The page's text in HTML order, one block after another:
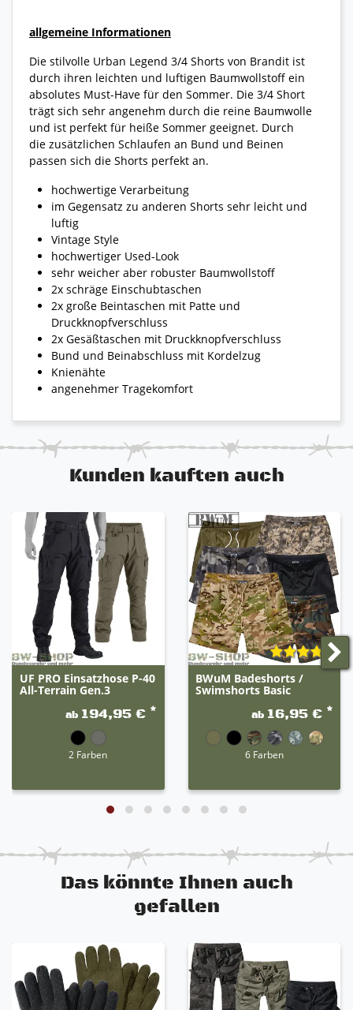
allgemeine Informationen
Die stilvolle Urban Legend 3/4 Shorts von Brandit ist
durch ihren leichten und luftigen Baumwollstoff ein
absolutes Must-Have für den Sommer. Die 3/4 Short
trägt sich sehr angenehm durch die reine Baumwolle
und ist perfekt für heiße Sommer geeignet. Durch
die zusätzlichen Schlaufen an Bund und Beinen
passen sich die Shorts perfekt an.
hochwertige Verarbeitung
im Gegensatz zu anderen Shorts sehr leicht und
luftig
Vintage Style
hochwertiger Used-Look
sehr weicher aber robuster Baumwollstoff
2x schräge Einschubtaschen
2x große Beintaschen mit Patte und
Druckknopfverschluss
2x Gesäßtaschen mit Druckknopfverschluss
Bund und Beinabschluss mit Kordelzug
Knienähte
angenehmer Tragekomfort
Kunden kauften auch
UF PRO Einsatzhose P-40
All-Terrain Gen.3
ab 194,95 € *
2 Farben
BWuM Badeshorts /
Swimshorts Basic
ab 16,95 € *
6 Farben
Das könnte Ihnen auch
gefallen